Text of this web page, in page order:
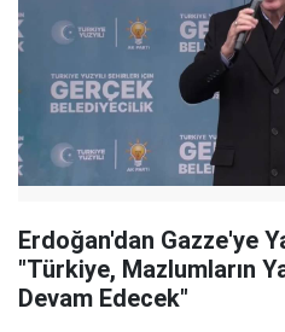
Erdoğan'dan Gazze'ye
"Türkiye, Mazlumların
Devam Edecek"